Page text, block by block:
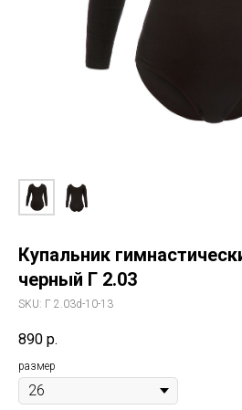
Купальник
черный Г 2.03
SKU: Г 2.03d-10-13
890 р.
размер